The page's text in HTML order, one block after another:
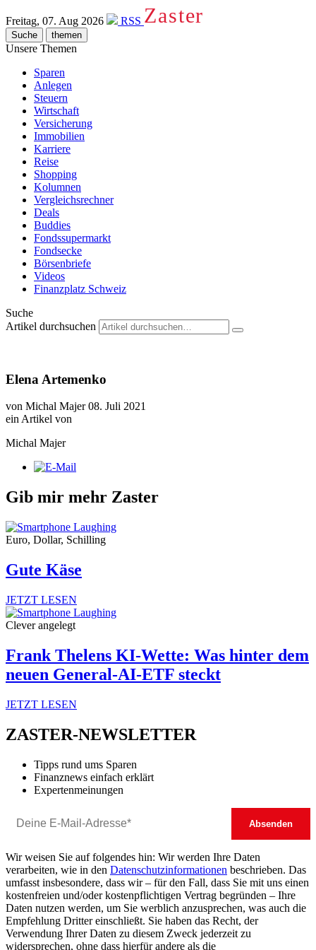
Freitag, 07. Aug 2026 RSS Zaster
Suche themen
Unsere Themen
Sparen
Anlegen
Steuern
Wirtschaft
Versicherung
Immobilien
Karriere
Reise
Shopping
Kolumnen
Vergleichsrechner
Deals
Buddies
Fondssupermarkt
Fondsecke
Börsenbriefe
Videos
Finanzplatz Schweiz
Suche
Artikel durchsuchen
Elena Artemenko
von Michal Majer 08. Juli 2021
ein Artikel von
Michal Majer
Gib mir mehr Zaster
Euro, Dollar, Schilling
Gute Käse
JETZT LESEN
Clever angelegt
Frank Thelens KI-Wette: Was hinter dem
neuen General-AI-ETF steckt
JETZT LESEN
ZASTER-NEWSLETTER
Tipps rund ums Sparen
Finanznews einfach erklärt
Expertenmeinungen
Wir weisen Sie auf folgendes hin: Wir werden Ihre Daten
verarbeiten, wie in den Datenschutzinformationen beschrieben. Das
umfasst insbesondere, dass wir – für den Fall, dass Sie mit uns einen
kostenfreien und/oder kostenpflichtigen Vertrag begründen – Ihre
Daten nutzen werden, um Sie werblich anzusprechen, was auch die
Empfehlung Dritter einschließt. Sie haben das Recht, der
Verwendung Ihrer Daten zu diesem Zweck jederzeit zu
widersprechen, ohne dass hierfür andere als die